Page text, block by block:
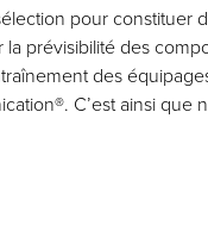
pour constituer
prévisibilité des
des
C’est ainsi que